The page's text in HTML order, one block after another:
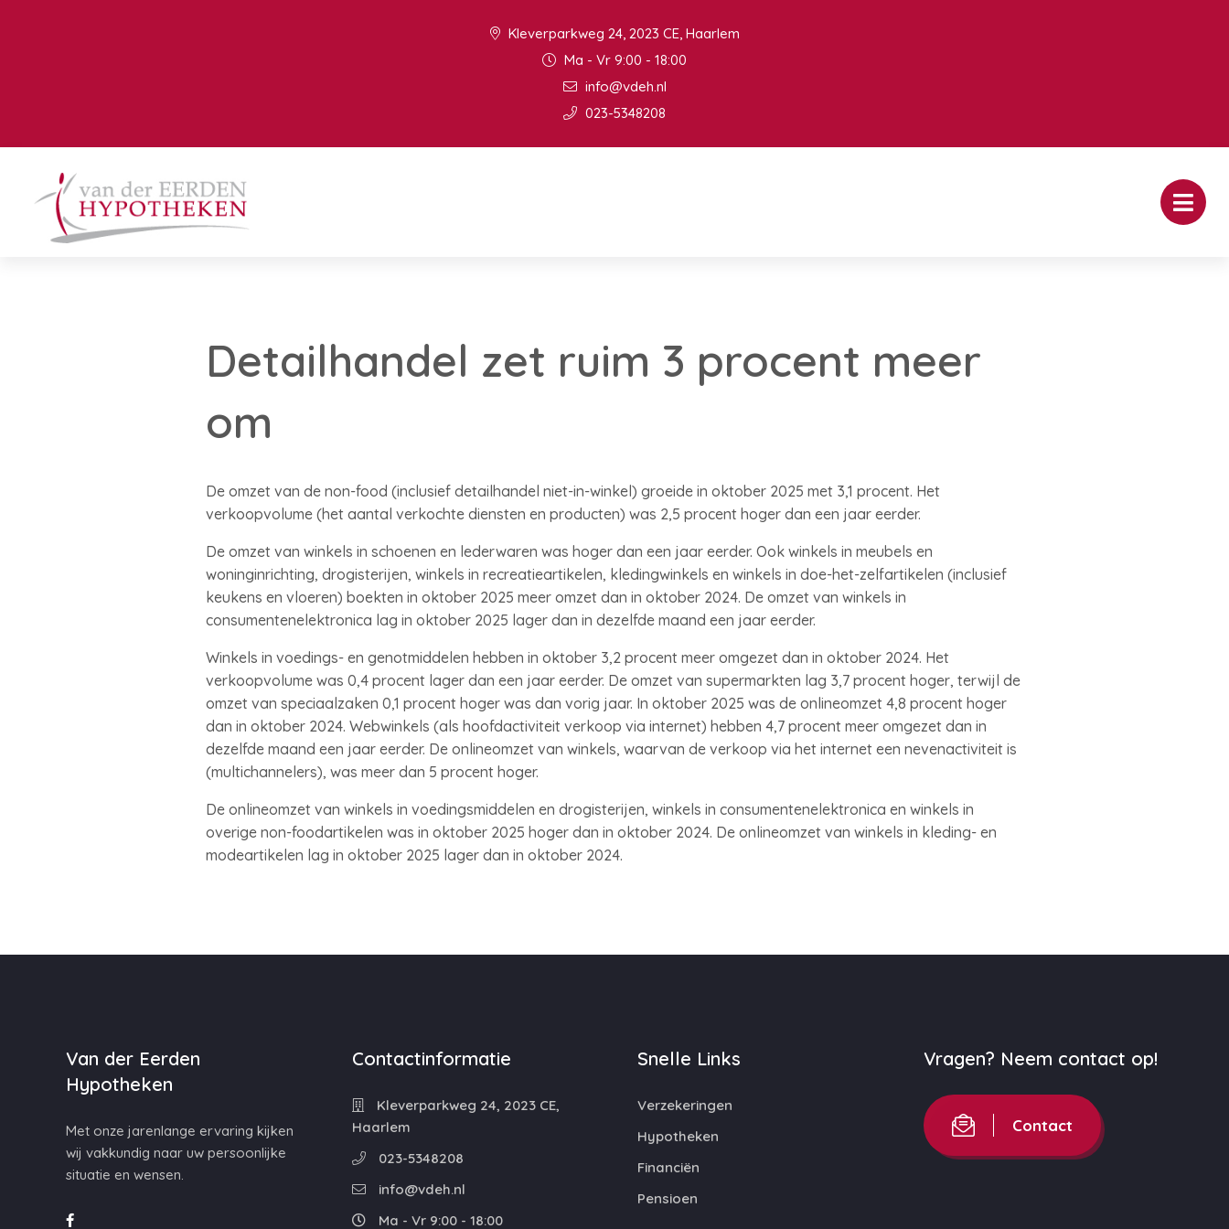
Kleverparkweg 24, 2023 CE, Haarlem
Ma - Vr 9:00 - 18:00
info@vdeh.nl
023-5348208
Detailhandel zet ruim 3 procent meer
om
De omzet van de non-food (inclusief detailhandel niet-in-winkel) groeide in oktober 2025 met 3,1 procent. Het
verkoopvolume (het aantal verkochte diensten en producten) was 2,5 procent hoger dan een jaar eerder.
De omzet van winkels in schoenen en lederwaren was hoger dan een jaar eerder. Ook winkels in meubels en
woninginrichting, drogisterijen, winkels in recreatieartikelen, kledingwinkels en winkels in doe-het-zelfartikelen (inclusief
keukens en vloeren) boekten in oktober 2025 meer omzet dan in oktober 2024. De omzet van winkels in
consumentenelektronica lag in oktober 2025 lager dan in dezelfde maand een jaar eerder.
Winkels in voedings- en genotmiddelen hebben in oktober 3,2 procent meer omgezet dan in oktober 2024. Het
verkoopvolume was 0,4 procent lager dan een jaar eerder. De omzet van supermarkten lag 3,7 procent hoger, terwijl de
omzet van speciaalzaken 0,1 procent hoger was dan vorig jaar. In oktober 2025 was de onlineomzet 4,8 procent hoger
dan in oktober 2024. Webwinkels (als hoofdactiviteit verkoop via internet) hebben 4,7 procent meer omgezet dan in
dezelfde maand een jaar eerder. De onlineomzet van winkels, waarvan de verkoop via het internet een nevenactiviteit is
(multichannelers), was meer dan 5 procent hoger.
De onlineomzet van winkels in voedingsmiddelen en drogisterijen, winkels in consumentenelektronica en winkels in
overige non-foodartikelen was in oktober 2025 hoger dan in oktober 2024. De onlineomzet van winkels in kleding- en
modeartikelen lag in oktober 2025 lager dan in oktober 2024.
Van der Eerden
Hypotheken
Met onze jarenlange ervaring kijken
wij vakkundig naar uw persoonlijke
situatie en wensen.
Contactinformatie
Kleverparkweg 24, 2023 CE,
Haarlem
023-5348208
info@vdeh.nl
Ma - Vr 9:00 - 18:00
Snelle Links
Verzekeringen
Hypotheken
Financiën
Pensioen
Vragen? Neem contact op!
Contact